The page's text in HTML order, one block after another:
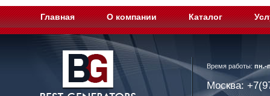
Главная О компании Каталог
Время работы: пн.-
Москва: